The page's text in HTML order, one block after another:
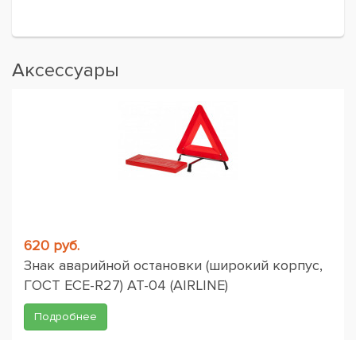
Аксессуары
620 руб.
Знак аварийной остановки (широкий корпус,
ГОСТ ЕСЕ-R27) AT-04 (AIRLINE)
Подробнее